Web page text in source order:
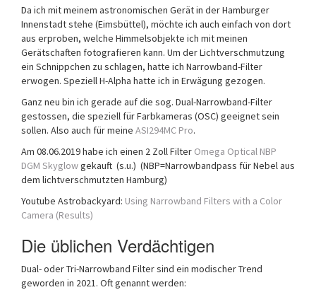
Da ich mit meinem astronomischen Gerät in der Hamburger
Innenstadt stehe (Eimsbüttel), möchte ich auch einfach von dort
aus erproben, welche Himmelsobjekte ich mit meinen
Gerätschaften fotografieren kann. Um der Lichtverschmutzung
ein Schnippchen zu schlagen, hatte ich Narrowband-Filter
erwogen. Speziell H-Alpha hatte ich in Erwägung gezogen.
Ganz neu bin ich gerade auf die sog. Dual-Narrowband-Filter
gestossen, die speziell für Farbkameras (OSC) geeignet sein
sollen. Also auch für meine ASI294MC Pro.
Am 08.06.2019 habe ich einen 2 Zoll Filter Omega Optical NBP
DGM Skyglowgekauft (s.u.) (NBP=Narrowbandpass für Nebel aus
dem lichtverschmutzten Hamburg)
Youtube Astrobackyard: Using Narrowband Filters with a Color
Camera (Results)
Die üblichen Verdächtigen
Dual- oder Tri-Narrowband Filter sind ein modischer Trend
geworden in 2021. Oft genannt werden: